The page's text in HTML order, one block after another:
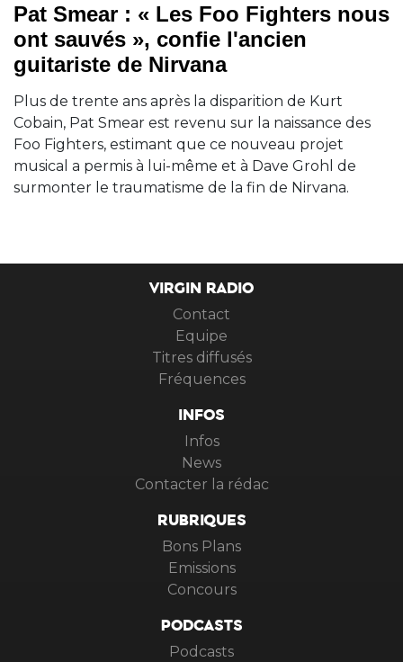
Pat Smear : « Les Foo Fighters nous
ont sauvés », confie l'ancien
guitariste de Nirvana
Plus de trente ans après la disparition de Kurt
Cobain, Pat Smear est revenu sur la naissance des
Foo Fighters, estimant que ce nouveau projet
musical a permis à lui-même et à Dave Grohl de
surmonter le traumatisme de la fin de Nirvana.
VIRGIN RADIO
Contact
Equipe
Titres diffusés
Fréquences
INFOS
Infos
News
Contacter la rédac
RUBRIQUES
Bons Plans
Emissions
Concours
PODCASTS
Podcasts